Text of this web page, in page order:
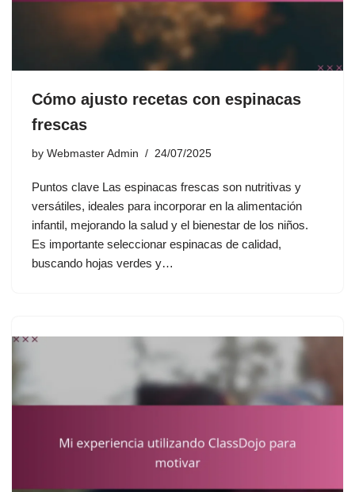
Cómo ajusto recetas con espinacas
frescas
by Webmaster Admin 24/07/2025
Puntos clave Las espinacas frescas son nutritivas y
versátiles, ideales para incorporar en la alimentación
infantil, mejorando la salud y el bienestar de los niños.
Es importante seleccionar espinacas de calidad,
buscando hojas verdes y…